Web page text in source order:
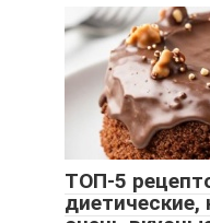
ТОП-5
диетические,